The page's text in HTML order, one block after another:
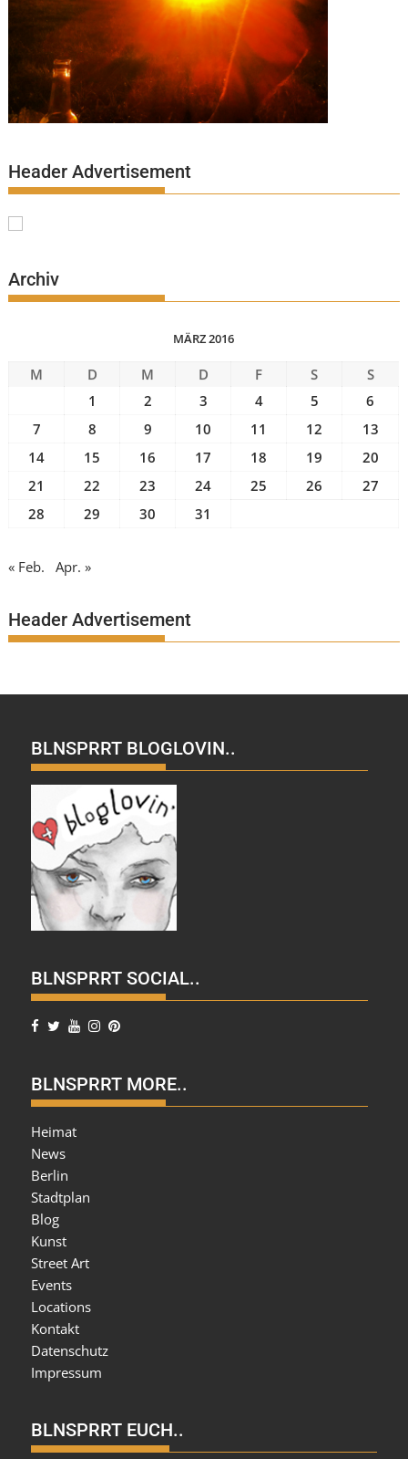
Header Advertisement
Archiv
MÄRZ 2016
M D M D F S
S
1
2 3 4 5
6
7
8 9 10 11 12
13
14
15 16 17 18 19
20
21
22 23 24 25 26
27
28
29 30 31
« Feb. Apr. »
Header Advertisement
BLNSPRRT BLOGLOVIN..
BLNSPRRT SOCIAL..
BLNSPRRT MORE..
Heimat
News
Berlin
Stadtplan
Blog
Kunst
Street Art
Events
Locations
Kontakt
Datenschutz
Impressum
BLNSPRRT EUCH..